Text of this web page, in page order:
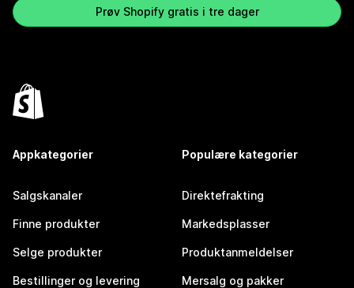
Prøv Shopify gratis i tre dager
Appkategorier
Salgskanaler
Finne produkter
Selge produkter
Bestillinger og levering
Populære kategorier
Direktefrakting
Markedsplasser
Produktanmeldelser
Mersalg og pakker